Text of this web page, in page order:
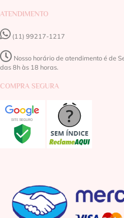
ATENDIMENTO
(11) 99217-1217‬
Nosso horário de atendimento é de
das 8h às 18 horas.
COMPRA SEGURA